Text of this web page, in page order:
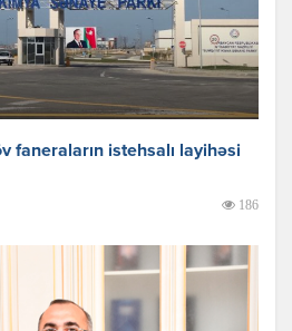
faneraların istehsalı layihəsi
186